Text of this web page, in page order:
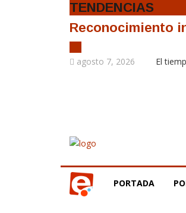
TENDENCIAS
Reconocimiento
agosto 7, 2026 El
PORTADA